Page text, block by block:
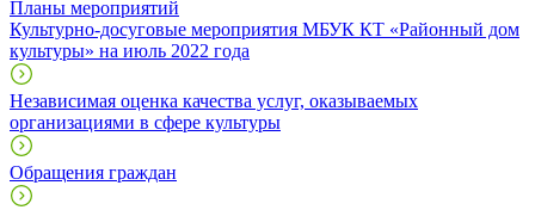
Планы мероприятий
Культурно-досуговые мероприятия МБУК КТ «Районный дом
культуры» на июль 2022 года
Независимая оценка качества услуг, оказываемых
организациями в сфере культуры
Обращения граждан